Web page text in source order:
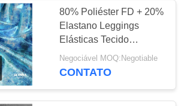
nylon80% Poliéster FD + 20%
Elastano Leggings
Elásticas Tecido
SP7333
Negociável MOQ:Negotiable
CONTATO